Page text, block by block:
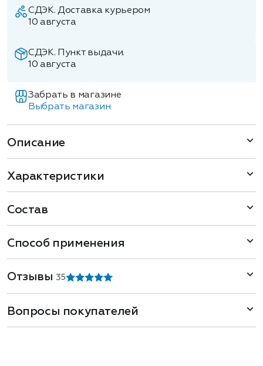
СДЭК. Доставка курьером
10 августа
СДЭК. Пункт выдачи.
10 августа
Забрать в магазине
Выбрать магазин
Описание
Характеристики
Состав
Способ применения
Отзывы35
Вопросы покупателей